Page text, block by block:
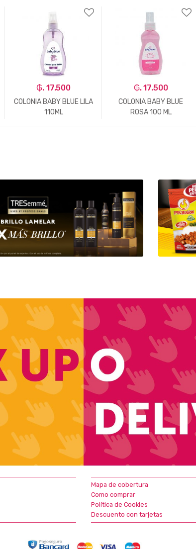
Un. + Un. +
₲. 17.500
COLONIA BABY BLUE LILA
110ML
₲. 17.500
COLONIA BABY BLUE
ROSA 100 ML
Mapa de cobertura
Como comprar
Política de Cookies
Descuento con tarjetas